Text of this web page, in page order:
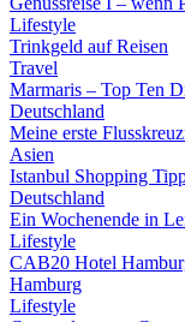
Lifestyle
Trinkgeld auf Reisen
Travel
Marmaris – Top Ten
Deutschland
Meine erste
Asien
Istanbul Shopping
Deutschland
Ein Wochenende in
Lifestyle
CAB20 Hotel
Hamburg
Lifestyle